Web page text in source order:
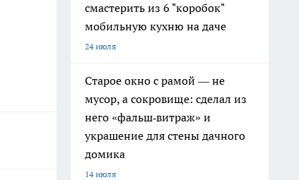
смастерить из 6 "коробок"
мобильную кухню на даче
24 июля
Старое окно с рамой — не
мусор, а сокровище: сделал из
него «фальш‑витраж» и
украшение для стены дачного
домика
14 июля